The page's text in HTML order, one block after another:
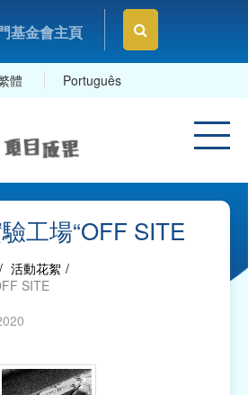
基金會主頁
體 Português
工場“OFF SITE
/ 活動花絮 /
SITE